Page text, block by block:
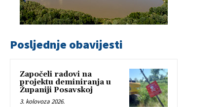
Posljednje obavijesti
Započeli radovi na
projektu deminiranja u
Županiji Posavskoj
3. kolovoza 2026.